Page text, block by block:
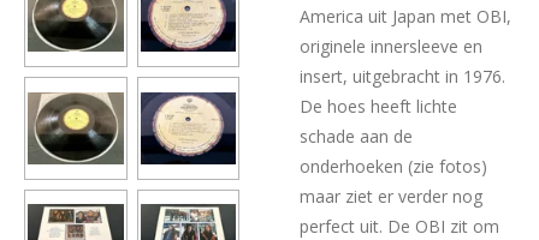
America uit Japan met OBI,
originele innersleeve en
insert, uitgebracht in 1976.
De hoes heeft lichte
schade aan de
onderhoeken (zie fotos)
maar ziet er verder nog
perfect uit. De OBI zit om